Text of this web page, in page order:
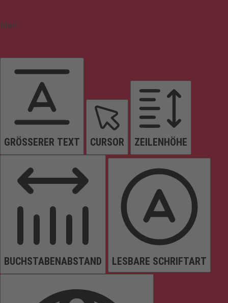
Inhalt
GRÖSSERER TEXT CURSOR ZEILENHÖHE
BUCHSTABENABSTAND LESBARE SCHRIFTART